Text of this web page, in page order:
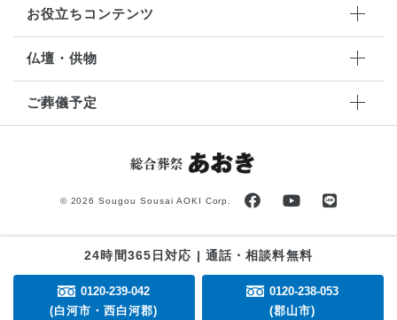
お役立ちコンテンツ
仏壇・供物
ご葬儀予定
© 2026 Sougou Sousai AOKI Corp.
24時間365日対応 | 通話・相談料無料
0120-239-042
(白河市・西白河郡)
0120-238-053
(郡山市)